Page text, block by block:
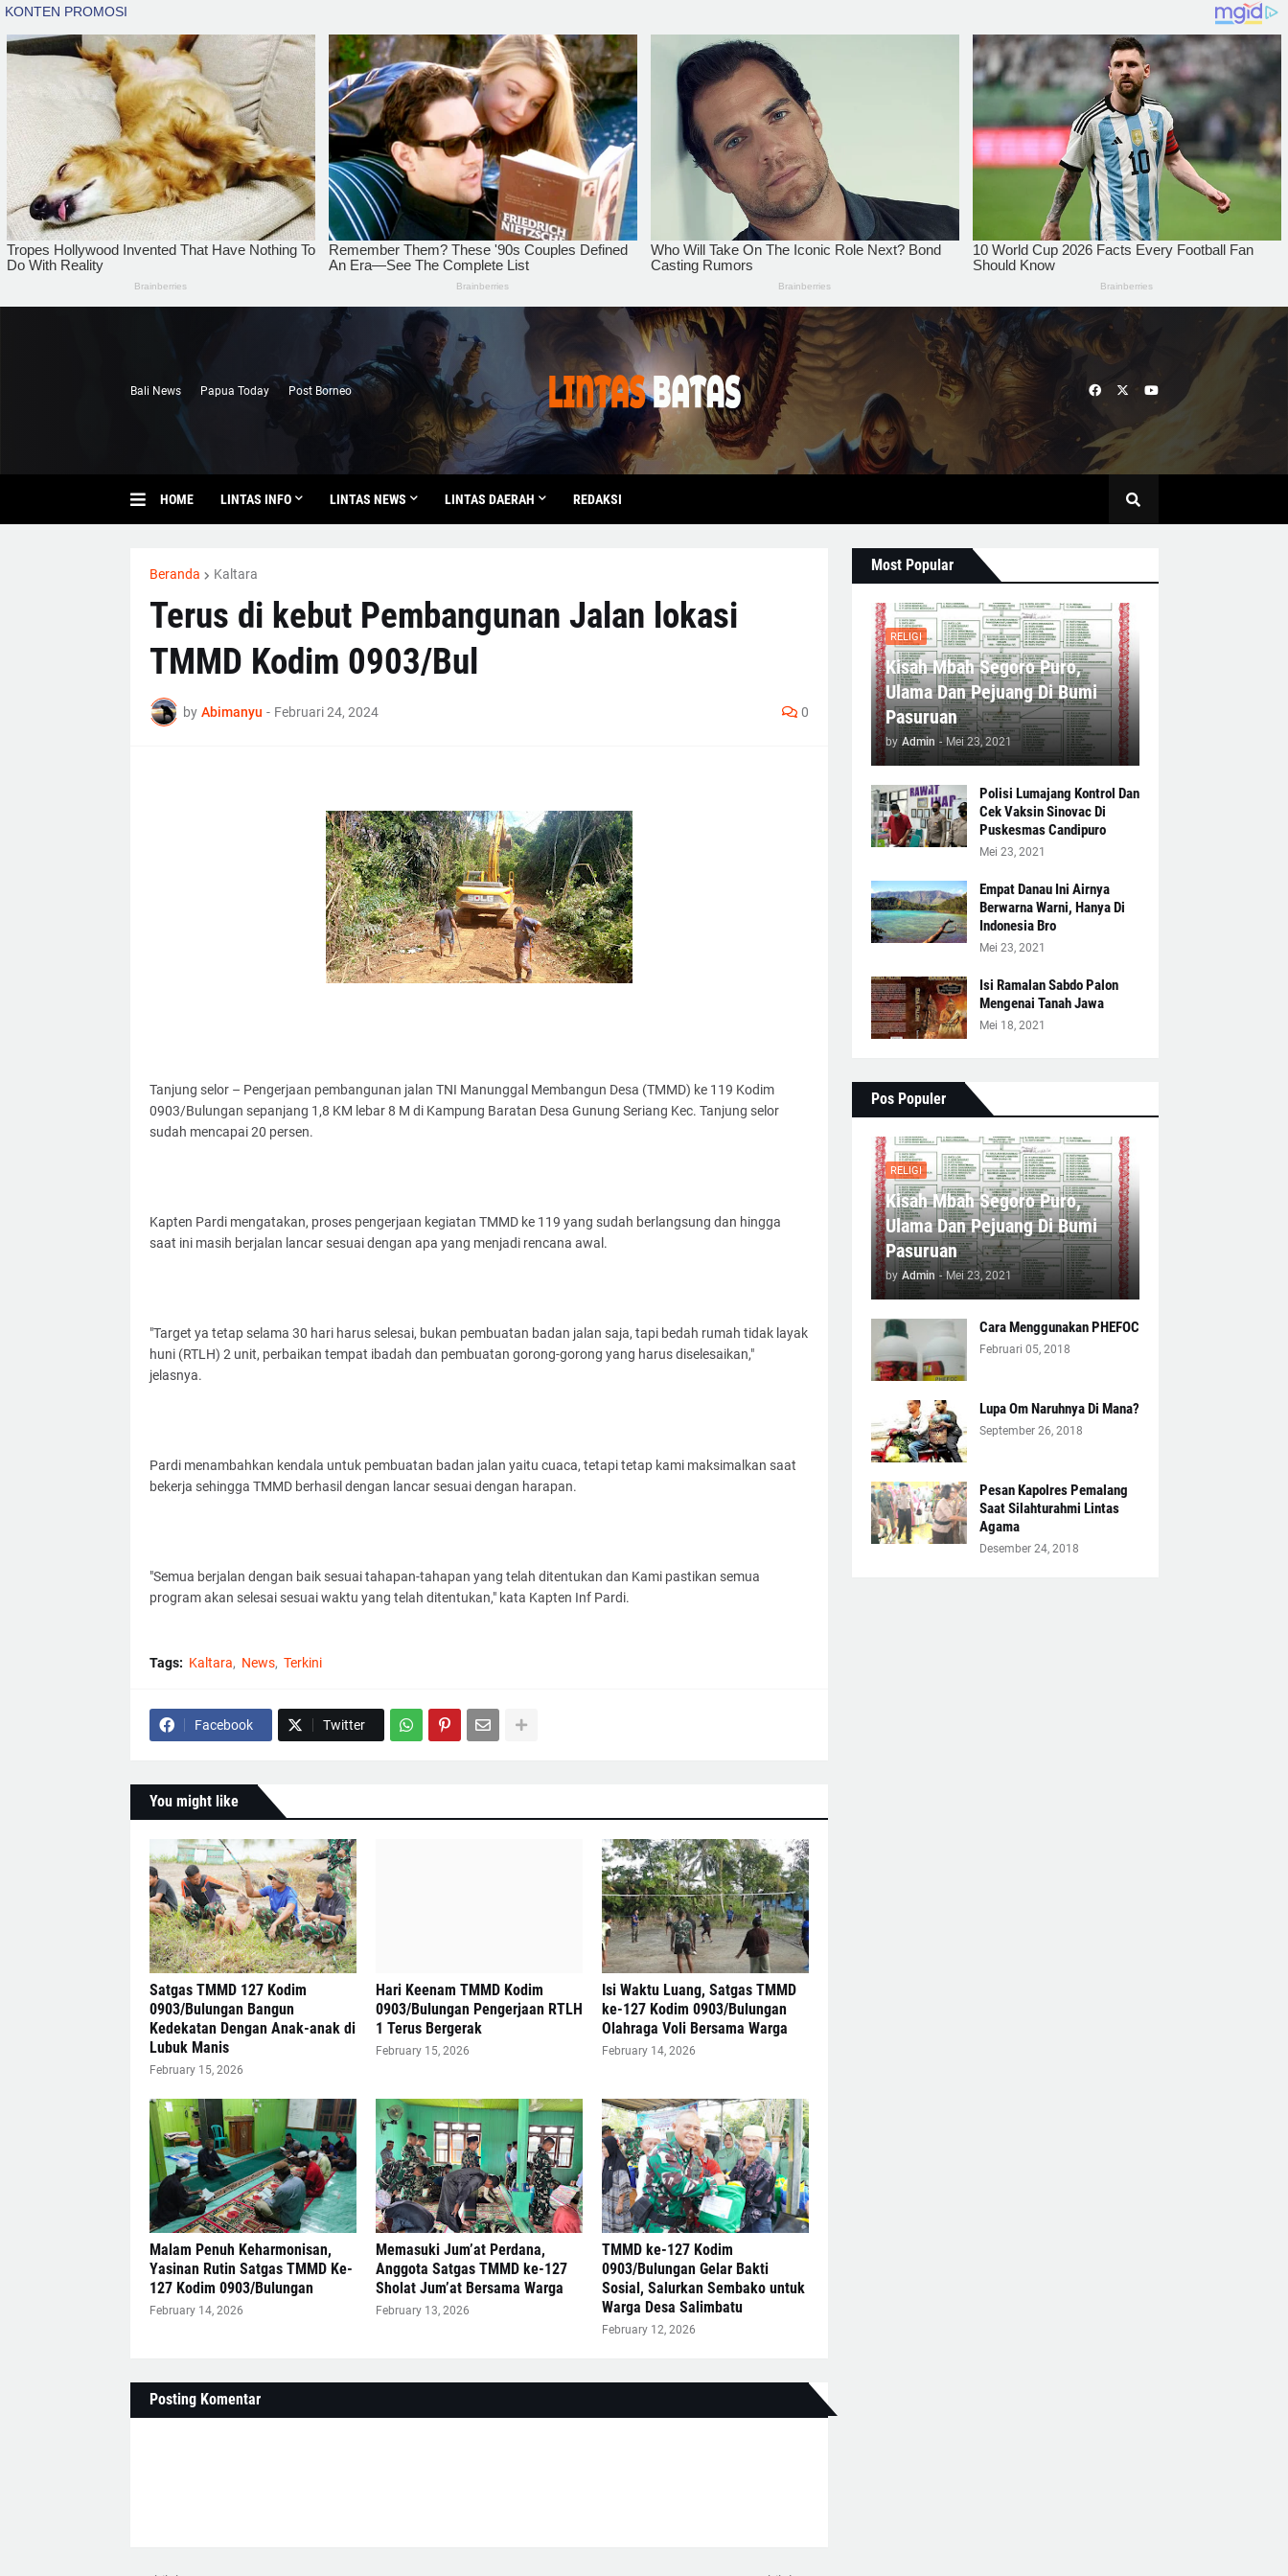
Bali News Papua Today Post Borneo
HOME LINTAS INFO LINTAS NEWS LINTAS DAERAH REDAKSI
Beranda Kaltara
Terus di kebut Pembangunan Jalan lokasi
TMMD Kodim 0903/Bul
by Abimanyu - Februari 24, 2024 0
Tanjung selor – Pengerjaan pembangunan jalan TNI Manunggal Membangun Desa (TMMD) ke 119 Kodim
0903/Bulungan sepanjang 1,8 KM lebar 8 M di Kampung Baratan Desa Gunung Seriang Kec. Tanjung selor
sudah mencapai 20 persen.
Kapten Pardi mengatakan, proses pengerjaan kegiatan TMMD ke 119 yang sudah berlangsung dan hingga
saat ini masih berjalan lancar sesuai dengan apa yang menjadi rencana awal.
"Target ya tetap selama 30 hari harus selesai, bukan pembuatan badan jalan saja, tapi bedah rumah tidak layak
huni (RTLH) 2 unit, perbaikan tempat ibadah dan pembuatan gorong-gorong yang harus diselesaikan,"
jelasnya.
Pardi menambahkan kendala untuk pembuatan badan jalan yaitu cuaca, tetapi tetap kami maksimalkan saat
bekerja sehingga TMMD berhasil dengan lancar sesuai dengan harapan.
"Semua berjalan dengan baik sesuai tahapan-tahapan yang telah ditentukan dan Kami pastikan semua
program akan selesai sesuai waktu yang telah ditentukan," kata Kapten Inf Pardi.
Tags: Kaltara News Terkini
Facebook Twitter
You might like
Satgas TMMD 127 Kodim
0903/Bulungan Bangun
Kedekatan Dengan Anak-anak di
Lubuk Manis
February 15, 2026
Hari Keenam TMMD Kodim
0903/Bulungan Pengerjaan RTLH
1 Terus Bergerak
February 15, 2026
Isi Waktu Luang, Satgas TMMD
ke-127 Kodim 0903/Bulungan
Olahraga Voli Bersama Warga
February 14, 2026
Malam Penuh Keharmonisan,
Yasinan Rutin Satgas TMMD Ke-
127 Kodim 0903/Bulungan
February 14, 2026
Memasuki Jum’at Perdana,
Anggota Satgas TMMD ke-127
Sholat Jum’at Bersama Warga
February 13, 2026
TMMD ke-127 Kodim
0903/Bulungan Gelar Bakti
Sosial, Salurkan Sembako untuk
Warga Desa Salimbatu
February 12, 2026
Posting Komentar
Most Popular
RELIGI
Kisah Mbah Segoro Puro,
Ulama Dan Pejuang Di Bumi
Pasuruan
by Admin - Mei 23, 2021
Polisi Lumajang Kontrol Dan
Cek Vaksin Sinovac Di
Puskesmas Candipuro
Mei 23, 2021
Empat Danau Ini Airnya
Berwarna Warni, Hanya Di
Indonesia Bro
Mei 23, 2021
Isi Ramalan Sabdo Palon
Mengenai Tanah Jawa
Mei 18, 2021
Pos Populer
RELIGI
Kisah Mbah Segoro Puro,
Ulama Dan Pejuang Di Bumi
Pasuruan
by Admin - Mei 23, 2021
Cara Menggunakan PHEFOC
Februari 05, 2018
Lupa Om Naruhnya Di Mana?
September 26, 2018
Pesan Kapolres Pemalang
Saat Silahturahmi Lintas
Agama
Desember 24, 2018